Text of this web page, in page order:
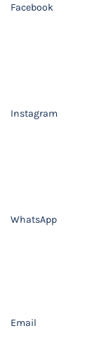
Facebook
Instagram
WhatsApp
Email